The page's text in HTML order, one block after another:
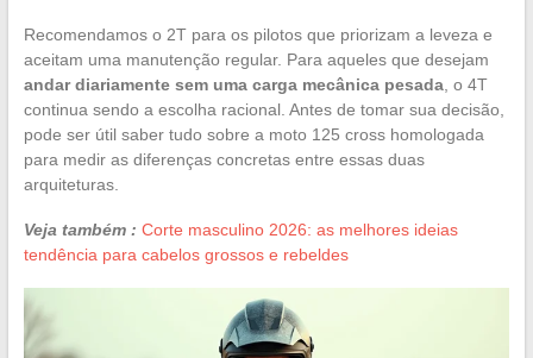
Recomendamos o 2T para os pilotos que priorizam a leveza e
aceitam uma manutenção regular. Para aqueles que desejam
andar diariamente sem uma carga mecânica pesada, o 4T
continua sendo a escolha racional. Antes de tomar sua decisão,
pode ser útil saber tudo sobre a moto 125 cross homologada
para medir as diferenças concretas entre essas duas
arquiteturas.
Veja também : Corte masculino 2026: as melhores ideias
tendência para cabelos grossos e rebeldes